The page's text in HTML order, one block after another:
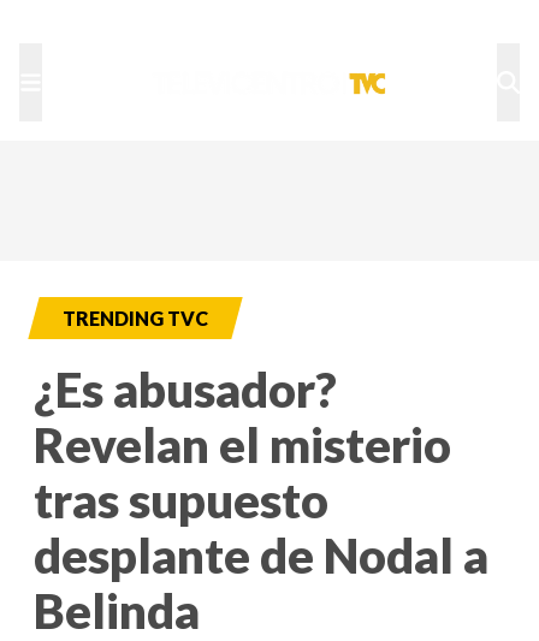
TRENDING TVC
¿Es abusador?
Revelan el misterio
tras supuesto
desplante de Nodal a
Belinda